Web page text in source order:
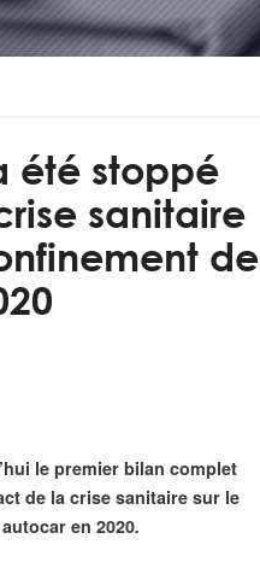
été stoppé
sanitaire
de
le premier bilan complet
de la crise sanitaire sur le
en 2020.